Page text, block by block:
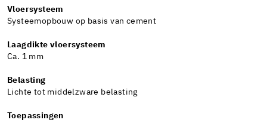
Vloersysteem
Systeemopbouw op basis van cement
Laagdikte vloersysteem
Ca. 1 mm
Belasting
Lichte tot middelzware belasting
Toepassingen